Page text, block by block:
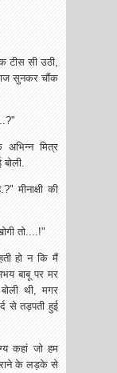
सी उठी,
सुनकर चौंक
मित्र
मीनाक्षी की
तो....!"
हो न कि मैं
बाबू पर मर
बोली थी, मगर
से तड़पती हुई
कहां जो हम
के लड़के से